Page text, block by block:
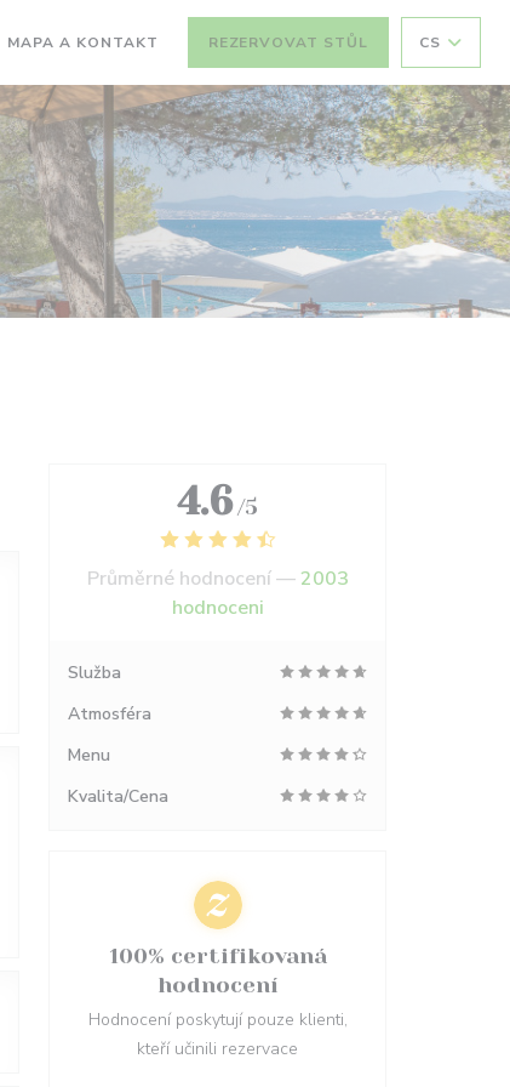
MAPA A KONTAKT REZERVOVAT STŮL CS
4.6 /5
Průměrné hodnocení — 2003
hodnoceni
Služba
Atmosféra
Menu
Kvalita/Cena
100% certifikovaná
hodnocení
Hodnocení poskytují pouze klienti,
kteří učinili rezervace